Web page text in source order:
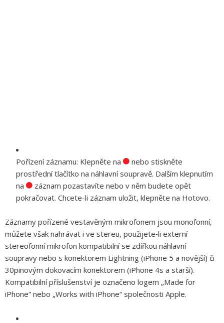
Pořízení záznamu: Klepněte na
nebo stiskněte
prostřední tlačítko na náhlavní soupravě. Dalším klepnutím
na
záznam pozastavíte nebo v něm budete opět
pokračovat. Chcete-li záznam uložit, klepněte na Hotovo.
Záznamy pořízené vestavěným mikrofonem jsou monofonní,
můžete však nahrávat i ve stereu, použijete‑li externí
stereofonní mikrofon kompatibilní se zdířkou náhlavní
soupravy nebo s konektorem Lightning (iPhone 5 a novější) či
30pinovým dokovacím konektorem (iPhone 4s a starší).
Kompatibilní příslušenství je označeno logem „Made for
iPhone“ nebo „Works with iPhone“ společnosti Apple.